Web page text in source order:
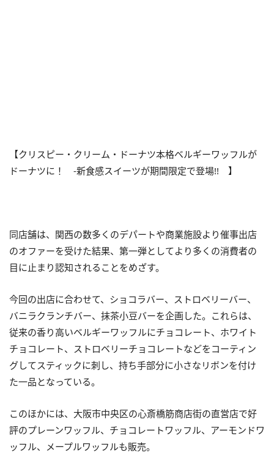
【クリスピー・クリーム・ドーナツ本格ベルギーワッフルが
ドーナツに！ -新食感スイーツが期間限定で登場!! 】
同店舗は、関西の数多くのデパートや商業施設より催事出店
のオファーを受けた結果、第一弾としてより多くの消費者の
目に止まり認知されることをめざす。
今回の出店に合わせて、ショコラバー、ストロベリーバー、
バニラクランチバー、抹茶小豆バーを企画した。これらは、
従来の香り高いベルギーワッフルにチョコレート、ホワイト
チョコレート、ストロベリーチョコレートなどをコーティン
グしてスティックに刺し、持ち手部分に小さなリボンを付け
た一品となっている。
このほかには、大阪市中央区の心斎橋筋商店街の直営店で好
評のプレーンワッフル、チョコレートワッフル、アーモンドワ
ッフル、メープルワッフルも販売。